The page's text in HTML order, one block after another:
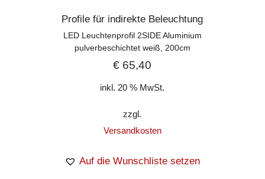
Profile für indirekte Beleuchtung
LED Leuchtenprofil 2SIDE Aluminium
pulverbeschichtet weiß, 200cm
€ 65,40
inkl. 20 % MwSt.
zzgl.
Versandkosten
Auf die Wunschliste setzen